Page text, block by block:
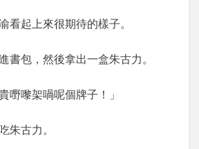
看起上來很期待的樣子。
書包，然後拿出一盒朱古力。
嘢嚟架喎呢個牌子！」
朱古力。